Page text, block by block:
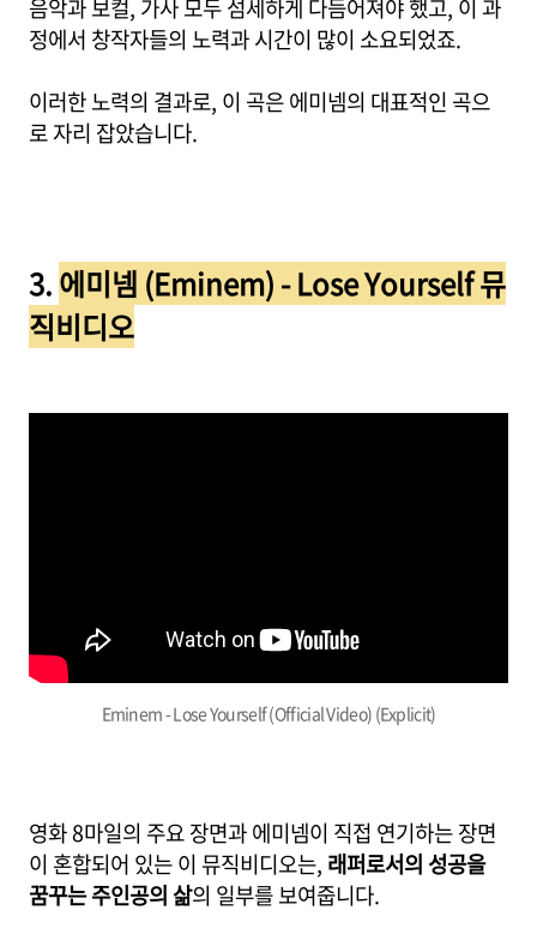
음악과 보컬, 가사 모두 섬세하게 다듬어져야 했고, 이 과
정에서 창작자들의 노력과 시간이 많이 소요되었죠.
이러한 노력의 결과로, 이 곡은 에미넴의 대표적인 곡으
로 자리 잡았습니다.
3.에미넴 (Eminem) - Lose Yourself 뮤
직비디오
Eminem - Lose Yourself (Official Video) (Explicit)
영화 8마일의 주요 장면과 에미넴이 직접 연기하는 장면
이 혼합되어 있는 이 뮤직비디오는, 래퍼로서의 성공을
꿈꾸는 주인공의 삶의 일부를 보여줍니다.